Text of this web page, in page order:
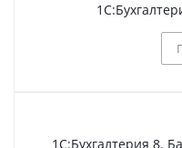
1С:Бухгалтерия 8.